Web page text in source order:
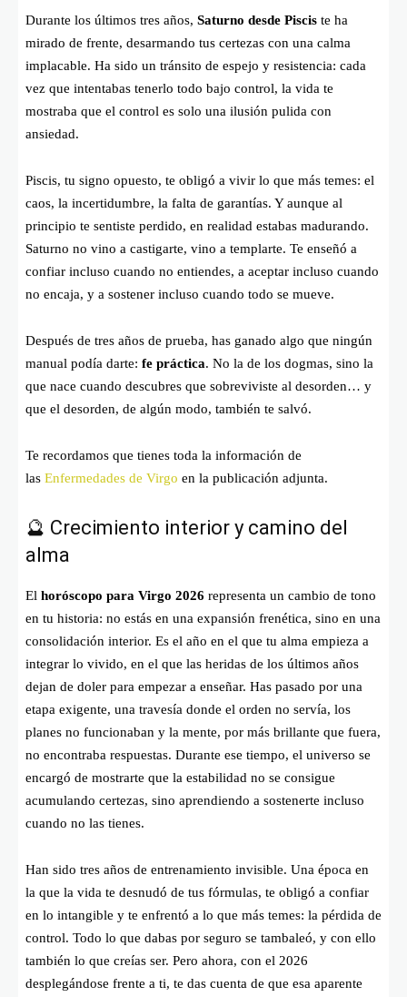
Durante los últimos tres años, Saturno desde Piscis te ha
mirado de frente, desarmando tus certezas con una calma
implacable. Ha sido un tránsito de espejo y resistencia: cada
vez que intentabas tenerlo todo bajo control, la vida te
mostraba que el control es solo una ilusión pulida con
ansiedad.
Piscis, tu signo opuesto, te obligó a vivir lo que más temes: el
caos, la incertidumbre, la falta de garantías. Y aunque al
principio te sentiste perdido, en realidad estabas madurando.
Saturno no vino a castigarte, vino a templarte. Te enseñó a
confiar incluso cuando no entiendes, a aceptar incluso cuando
no encaja, y a sostener incluso cuando todo se mueve.
Después de tres años de prueba, has ganado algo que ningún
manual podía darte: fe práctica. No la de los dogmas, sino la
que nace cuando descubres que sobreviviste al desorden… y
que el desorden, de algún modo, también te salvó.
Te recordamos que tienes toda la información de
las Enfermedades de Virgo en la publicación adjunta.
🔮 Crecimiento interior y camino del
alma
El horóscopo para Virgo 2026 representa un cambio de tono
en tu historia: no estás en una expansión frenética, sino en una
consolidación interior. Es el año en el que tu alma empieza a
integrar lo vivido, en el que las heridas de los últimos años
dejan de doler para empezar a enseñar. Has pasado por una
etapa exigente, una travesía donde el orden no servía, los
planes no funcionaban y la mente, por más brillante que fuera,
no encontraba respuestas. Durante ese tiempo, el universo se
encargó de mostrarte que la estabilidad no se consigue
acumulando certezas, sino aprendiendo a sostenerte incluso
cuando no las tienes.
Han sido tres años de entrenamiento invisible. Una época en
la que la vida te desnudó de tus fórmulas, te obligó a confiar
en lo intangible y te enfrentó a lo que más temes: la pérdida de
control. Todo lo que dabas por seguro se tambaleó, y con ello
también lo que creías ser. Pero ahora, con el 2026
desplegándose frente a ti, te das cuenta de que esa aparente